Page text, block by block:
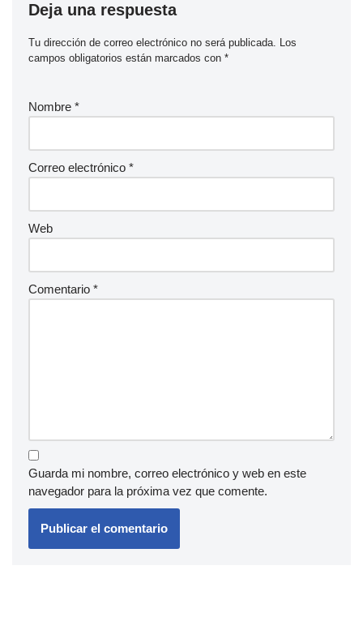
Deja una respuesta
Tu dirección de correo electrónico no será publicada. Los
campos obligatorios están marcados con *
Nombre *
Correo electrónico *
Web
Comentario *
Guarda mi nombre, correo electrónico y web en este
navegador para la próxima vez que comente.